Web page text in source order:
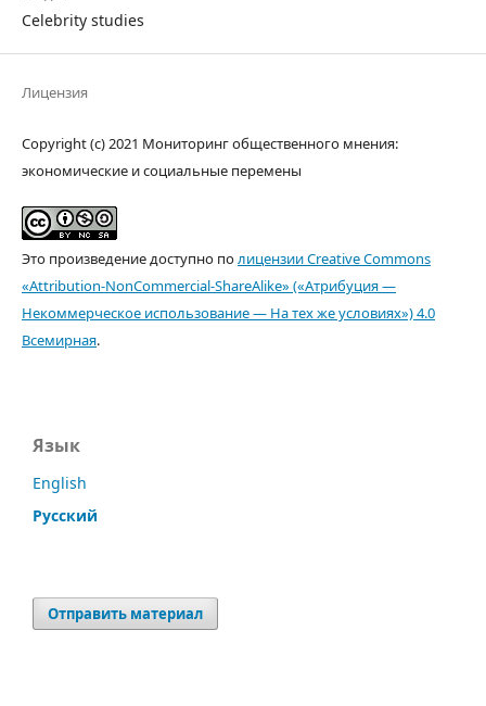
Celebrity studies
Лицензия
Copyright (c) 2021 Мониторинг общественного мнения:
экономические и социальные перемены
Это произведение доступно полицензии Creative Commons
«Attribution-NonCommercial-ShareAlike» («Атрибуция —
Некоммерческое использование — На тех же условиях») 4.0
Всемирная.
Язык
English
Русский
Отправить материал